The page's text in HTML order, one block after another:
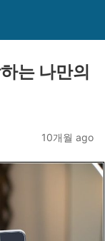
는 나만의
10개월 ago